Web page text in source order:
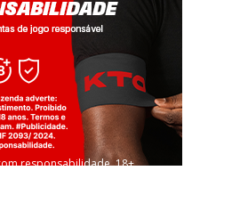
responsabilidade. 18+